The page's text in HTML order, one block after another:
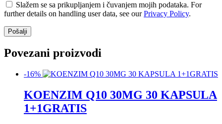
Slažem se sa prikupljanjem i čuvanjem mojih podataka. For
further details on handling user data, see ourPrivacy Policy.
Povezani proizvodi
-16%
KOENZIM Q10 30MG 30 KAPSULA
1+1GRATIS